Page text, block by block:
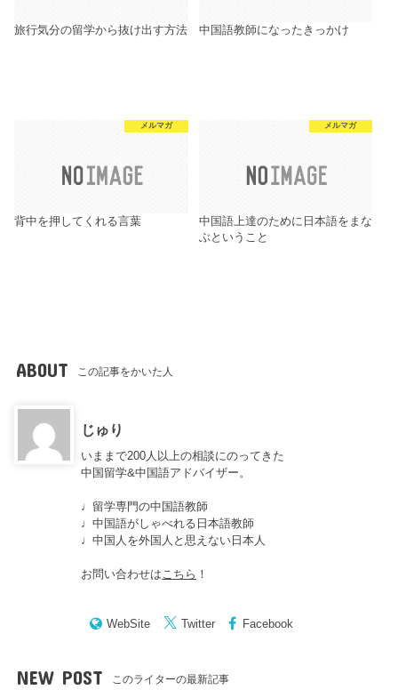
旅行気分の留学から抜け出す方法 中国語教師になったきっかけ
メルマガ
背中を押してくれる言葉
メルマガ
中国語上達のために日本語をまな
ぶということ
ABOUT この記事をかいた人
じゅり
いままで200人以上の相談にのってきた
中国留学&中国語アドバイザー。
♩留学専門の中国語教師
♩中国語がしゃべれる日本語教師
♩中国人を外国人と思えない日本人
お問い合わせは こちら ！
WebSite Twitter Facebook
NEW POST このライターの最新記事